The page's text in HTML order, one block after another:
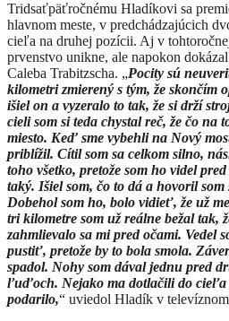
Tridsaťpäťročnému Hladíkovi sa
hlavnom meste, v predchádzajúcich
cieľa na druhej pozícii. Aj v
prvenstvo unikne, ale napokon
Caleba Trabitzscha. „Pocity sú
kilometri zmierený s tým, že skončím
išiel on a vyzeralo to tak, že si drží
cieli som si teda chystal reč, že čo
miesto. Keď sme vybehli na Nový
priblížil. Cítil som sa celkom silno,
toho všetko, pretože som ho videl
taký. Išiel som, čo to dá a hovoril
Dobehol som ho, bolo vidieť, že už
tri kilometre som už reálne bežal tak,
zahmlievalo sa mi pred očami. Vedel
pustiť, pretože by to bola smola.
spadol. Nohy som dával jednu pred
ľuďoch. Nejako ma dotlačili do cieľa
podarilo,“ uviedol Hladík v